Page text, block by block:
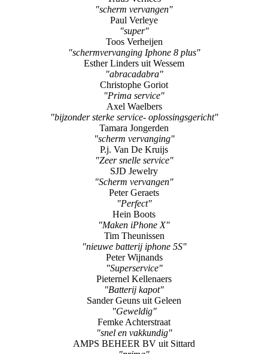
"scherm vervangen"
Paul Verleye
"super"
Toos Verheijen
"schermvervanging Iphone 8 plus"
Esther Linders uit Wessem
"abracadabra"
Christophe Goriot
"Prima service"
Axel Waelbers
"bijzonder sterke service- oplossingsgericht"
Tamara Jongerden
"scherm vervanging"
P.j. Van De Kruijs
"Zeer snelle service"
SJD Jewelry
"Scherm vervangen"
Peter Geraets
"Perfect"
Hein Boots
"Maken iPhone X"
Tim Theunissen
"nieuwe batterij iphone 5S"
Peter Wijnands
"Superservice"
Pieternel Kellenaers
"Batterij kapot"
Sander Geuns uit Geleen
"Geweldig"
Femke Achterstraat
"snel en vakkundig"
AMPS BEHEER BV uit Sittard